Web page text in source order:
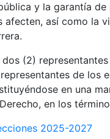
y la garantía
afecten, así como la
(2)
de los
en una
en los
2025-2027